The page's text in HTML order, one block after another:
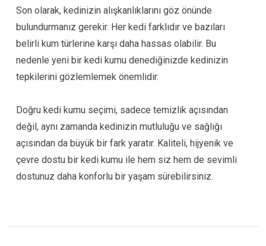
Son olarak, kedinizin alışkanlıklarını göz önünde
bulundurmanız gerekir. Her kedi farklıdır ve bazıları
belirli kum türlerine karşı daha hassas olabilir. Bu
nedenle yeni bir kedi kumu denediğinizde kedinizin
tepkilerini gözlemlemek önemlidir.
Doğru kedi kumu seçimi, sadece temizlik açısından
değil, aynı zamanda kedinizin mutluluğu ve sağlığı
açısından da büyük bir fark yaratır. Kaliteli, hijyenik ve
çevre dostu bir kedi kumu ile hem siz hem de sevimli
dostunuz daha konforlu bir yaşam sürebilirsiniz.